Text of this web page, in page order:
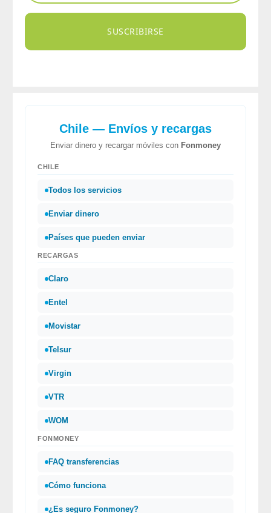
SUSCRIBIRSE
Chile — Envíos y recargas
Enviar dinero y recargar móviles con Fonmoney
CHILE
Todos los servicios
Enviar dinero
Países que pueden enviar
RECARGAS
Claro
Entel
Movistar
Telsur
Virgin
VTR
WOM
FONMONEY
FAQ transferencias
Cómo funciona
¿Es seguro Fonmoney?